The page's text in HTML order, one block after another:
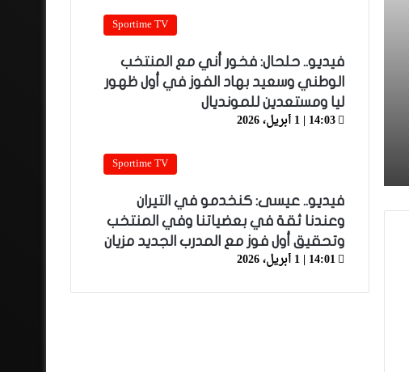
Sportime TV
فيديو.. حلحال: فخور أني مع المنتخب
الوطني وسعيد بهاد الفوز في أول ظهور
ليا ومستعدين للمونديال
14:03 | 1 أبريل، 2026
Sportime TV
فيديو.. عيسى: كنخدمو في التيران
وعندنا ثقة في بعضياتنا وفي المنتخب
وتحقيق أول فوز مع المدرب الجديد مزيان
14:01 | 1 أبريل، 2026